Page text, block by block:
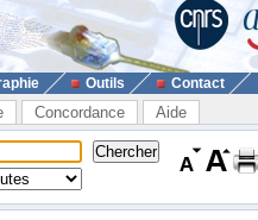
Outils Contact
Concordance Aide